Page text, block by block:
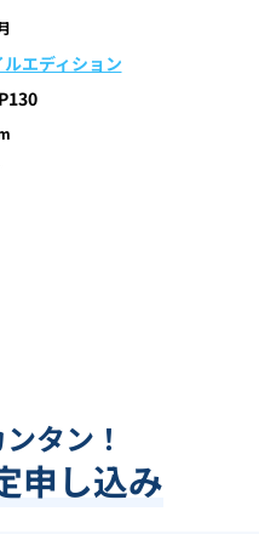
ルエディション
タン！
申し込み